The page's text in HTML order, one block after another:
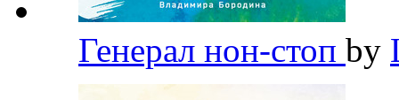
Генерал нон-стоп by